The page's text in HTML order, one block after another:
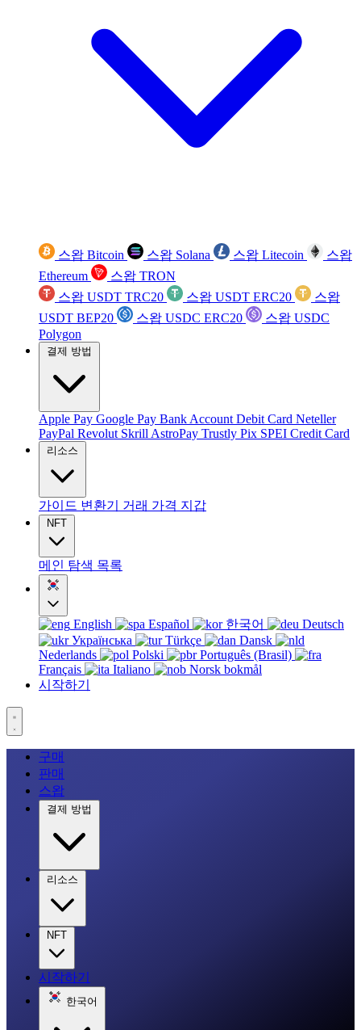
스왑 Bitcoin 스왑 Solana 스왑 Litecoin
스왑
Ethereum
스왑 TRON
스왑 USDT TRC20
스왑 USDT ERC20
스왑
USDT BEP20
스왑 USDC ERC20
스왑 USDC
Polygon
결제 방법
Apple Pay Google Pay Bank Account Debit Card Neteller
PayPal Revolut Skrill AstroPay Trustly Pix SPEI Credit Card
리소스
가이드 변환기 거래 가격 지갑
NFT
메인 탐색 목록
English Español 한국어
Deutsch
Українська
Türkçe
Dansk
Nederlands
Polski
Português (Brasil)
Français
Italiano
Norsk bokmål
시작하기
구매
판매
스왑
결제 방법
리소스
NFT
시작하기
한국어